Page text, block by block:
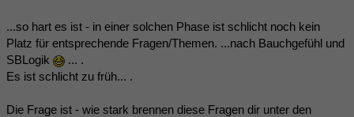
...so hart es ist - in einer solchen Phase ist schlicht noch kein
Platz für entsprechende Fragen/Themen. ...nach Bauchgefühl und
SBLogik
... .
Es ist schlicht zu früh... .
Die Frage ist - wie stark brennen diese Fragen dir unter den